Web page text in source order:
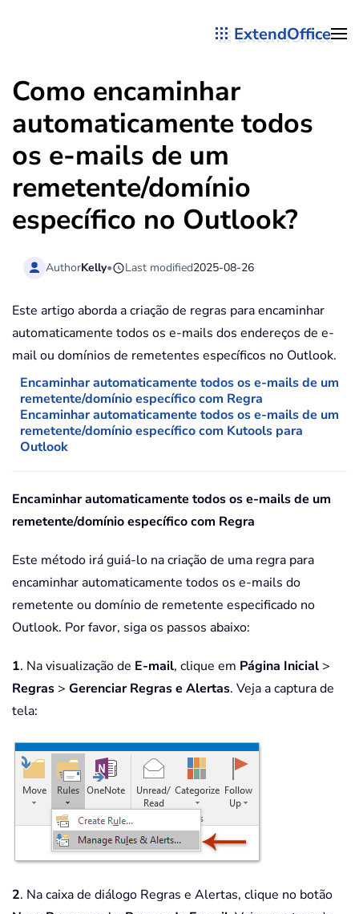
ExtendOffice
Como encaminhar
automaticamente todos
os e-mails de um
remetente/domínio
específico no Outlook?
AuthorKelly• Last modified2025-08-26
Este artigo aborda a criação de regras para encaminhar
automaticamente todos os e-mails dos endereços de e-
mail ou domínios de remetentes específicos no Outlook.
Encaminhar automaticamente todos os e-mails de um
remetente/domínio específico com Regra
Encaminhar automaticamente todos os e-mails de um
remetente/domínio específico com Kutools para
Outlook
Encaminhar automaticamente todos os e-mails de um
remetente/domínio específico com Regra
Este método irá guiá-lo na criação de uma regra para
encaminhar automaticamente todos os e-mails do
remetente ou domínio de remetente especificado no
Outlook. Por favor, siga os passos abaixo:
1. Na visualização de E-mail, clique em Página Inicial >
Regras > Gerenciar Regras e Alertas. Veja a captura de
tela:
2. Na caixa de diálogo Regras e Alertas, clique no botão